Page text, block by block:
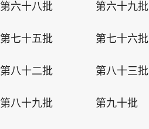
第六十八批 第六十九批
第七十五批 第七十六批
第八十二批 第八十三批
第八十九批 第九十批